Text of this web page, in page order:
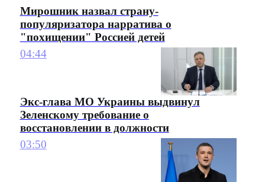
Мирошник назвал страну-
популяризатора нарратива о
"похищении" Россией детей
04:44
Экс-глава МО Украины выдвинул
Зеленскому требование о
восстановлении в должности
03:50